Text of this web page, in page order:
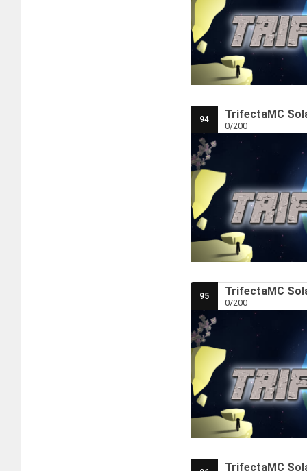
94 TrifectaMC
0/200
95 TrifectaMC
0/200
TrifectaMC